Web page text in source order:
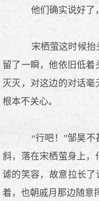
他们确实说好了
宋栖萤这时候抬
留了一瞬，他依旧低着
灭灭，对这边的对话
根本不关心。
“行吧！”邹昊不
斜，落在宋栖萤身上
谑的笑容，故意拉长
着，也朝戚月那边随意